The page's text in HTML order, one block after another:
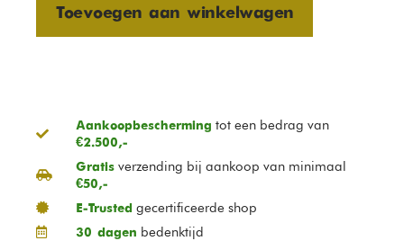
Toevoegen aan winkelwagen
Aankoopbescherming tot een bedrag van
€2.500,-
Gratisverzending bij aankoop van minimaal
€50,-
E-Trusted gecertificeerde shop
30 dagen bedenktijd